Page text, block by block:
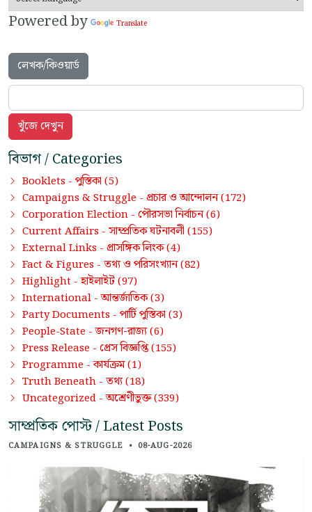
Powered by Translate
লেখক/কিওয়ার্ড
বিভাগ / Categories
Booklets - পুস্তিকা (5)
Campaigns & Struggle - প্রচার ও আন্দোলন(172)
Corporation Election - পৌরসভা নির্বাচন(6)
Current Affairs - সাম্প্রতিক ঘটনাবলী (155)
External Links - প্রাসঙ্গিক লিংক(4)
Fact & Figures - তথ্য ও পরিসংখ্যান(82)
Highlight -হাইলাইট(97)
International -আন্তর্জাতিক(3)
Party Documents - পার্টি পুস্তিকা (3)
People-State -জনগণ-রাজ্য(6)
Press Release - প্রেস বিজ্ঞপ্তি(155)
Programme -কার্যক্রম(1)
Truth Beneath - তথ্য(18)
Uncategorized -অশ্রেণীভুক্ত(339)
সাম্প্রতিক পোস্ট / Latest Posts
CAMPAIGNS & STRUGGLE • 08-AUG-2026